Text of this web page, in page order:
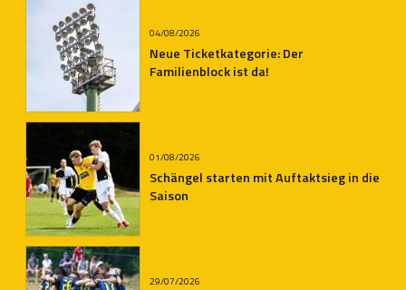
04/08/2026
Neue Ticketkategorie: Der
Familienblock ist da!
01/08/2026
Schängel starten mit Auftaktsieg in die
Saison
29/07/2026